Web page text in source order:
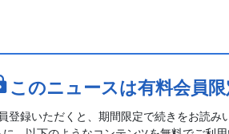
このニュースは有料会員限
登録いただくと、期間限定で続きをお読み